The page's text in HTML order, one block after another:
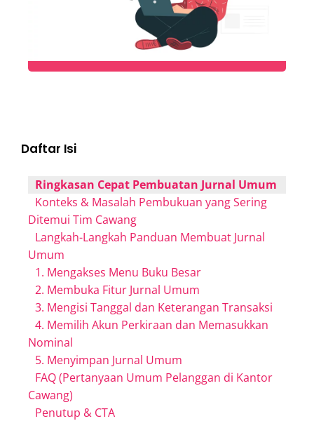
Daftar Isi
Ringkasan Cepat Pembuatan Jurnal Umum
Konteks & Masalah Pembukuan yang Sering
Ditemui Tim Cawang
Langkah-Langkah Panduan Membuat Jurnal
Umum
1. Mengakses Menu Buku Besar
2. Membuka Fitur Jurnal Umum
3. Mengisi Tanggal dan Keterangan Transaksi
4. Memilih Akun Perkiraan dan Memasukkan
Nominal
5. Menyimpan Jurnal Umum
FAQ (Pertanyaan Umum Pelanggan di Kantor
Cawang)
Penutup & CTA